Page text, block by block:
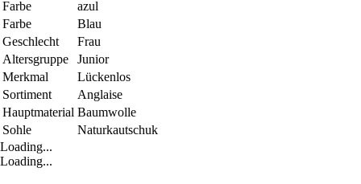
Farbe
azul
Farbe
Blau
Geschlecht
Frau
Altersgruppe
Junior
Merkmal
Lückenlos
Sortiment
Anglaise
Hauptmaterial Baumwolle
Sohle
Naturkautschuk
Loading...
Loading...